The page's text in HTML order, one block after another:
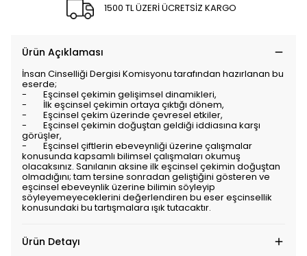
1500 TL ÜZERİ ÜCRETSİZ KARGO
Ürün Açıklaması
İnsan Cinselliği Dergisi Komisyonu tarafından hazırlanan bu
eserde;
- Eşcinsel çekimin gelişimsel dinamikleri,
- İlk eşcinsel çekimin ortaya çıktığı dönem,
- Eşcinsel çekim üzerinde çevresel etkiler,
- Eşcinsel çekimin doğuştan geldiği iddiasına karşı
görüşler,
- Eşcinsel çiftlerin ebeveynliği üzerine çalışmalar
konusunda kapsamlı bilimsel çalışmaları okumuş
olacaksınız. Sanılanın aksine ilk eşcinsel çekimin doğuştan
olmadığını; tam tersine sonradan geliştiğini gösteren ve
eşcinsel ebeveynlik üzerine bilimin söyleyip
söyleyemeyeceklerini değerlendiren bu eser eşcinsellik
konusundaki bu tartışmalara ışık tutacaktır.
Ürün Detayı